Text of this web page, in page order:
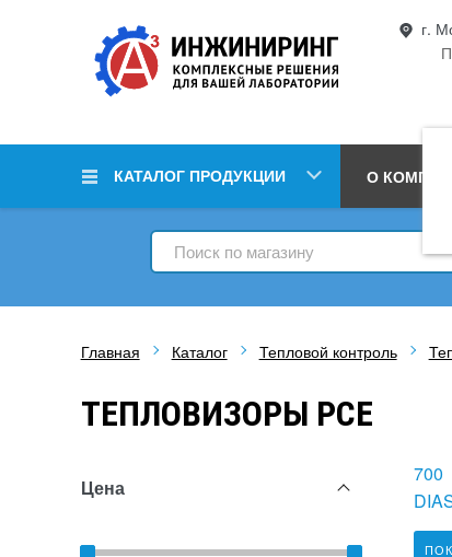
г.
КАТАЛОГ ПРОДУКЦИИ О
Главная Каталог Тепловой контроль
ТЕПЛОВИЗОРЫ PCE
Цена
700